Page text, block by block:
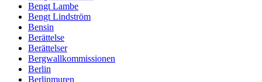
Bengt Lambe
Bengt Lindström
Bensin
Berättelse
Berättelser
Bergwallkommissionen
Berlin
Berlinmuren